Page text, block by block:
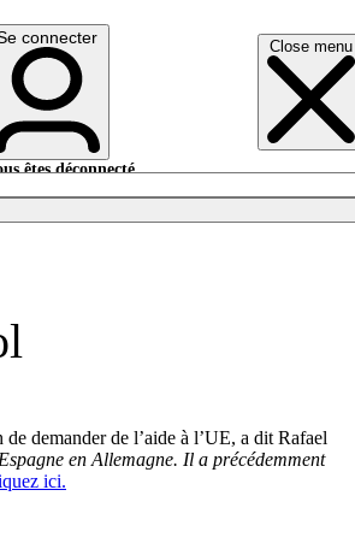
Close menu
connecter
êtes déconnecté.
demander de l’aide à l’UE, a dit Rafael
en Allemagne. Il a précédemment
ici.